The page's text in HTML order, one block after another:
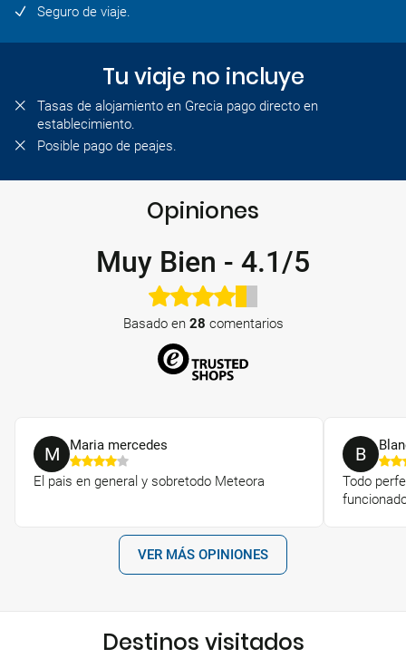
Seguro de viaje.
Tu viaje no incluye
Tasas de alojamiento en Grecia pago directo en
establecimiento.
Posible pago de peajes.
Opiniones
Muy Bien - 4.1/5
Basado en 28 comentarios
M Maria mercedes
El pais en general y sobretodo Meteora
B
Todo
VER MÁS OPINIONES
Destinos visitados